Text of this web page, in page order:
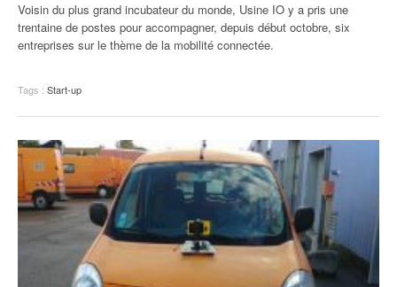
Voisin du plus grand incubateur du monde, Usine IO y a pris une
trentaine de postes pour accompagner, depuis début octobre, six
entreprises sur le thème de la mobilité connectée.
Tags : Start-up